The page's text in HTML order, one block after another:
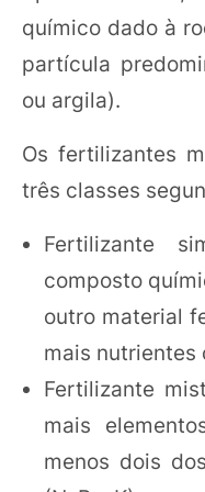
químico dado à
partícula
ou argila).
Os fertilizantes
três classes
Fertilizante
composto
outro material
mais nutrientes
Fertilizante
mais
menos dois